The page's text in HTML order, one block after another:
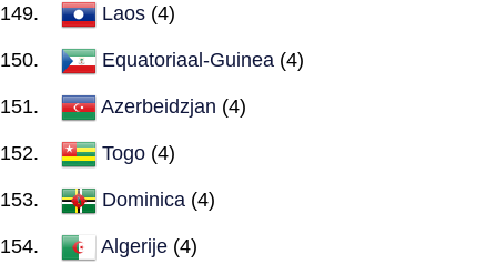
Laos (4)
Equatoriaal-Guinea (4)
Azerbeidzjan (4)
Togo (4)
Dominica (4)
Algerije (4)